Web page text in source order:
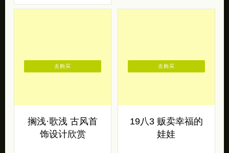
搁浅·歌浅 古风首
饰设计欣赏
去购买
19八3 贩卖幸福的
娃娃
去购买